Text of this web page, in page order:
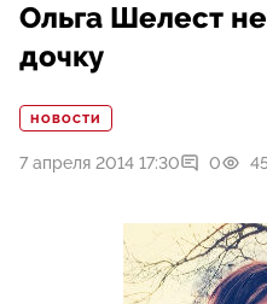
Ольга Шелест
дочку
НОВОСТИ
7 апреля 2014 17:30 0 45